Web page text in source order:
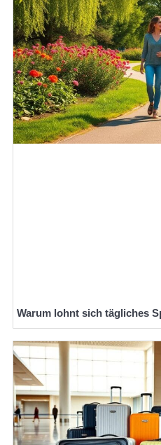
Warum lohnt sich tägliches